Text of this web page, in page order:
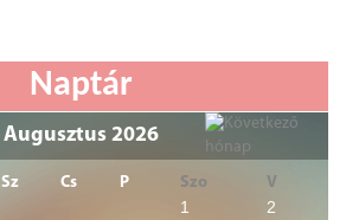
Naptár
Augusztus 2026
Sz Cs P Szo V
1
2